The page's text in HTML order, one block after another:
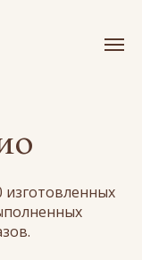
изготовленных